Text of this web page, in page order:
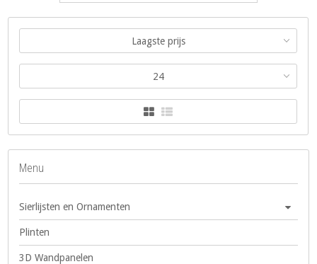
Laagste prijs
24
Menu
Sierlijsten en Ornamenten
Plinten
3D Wandpanelen